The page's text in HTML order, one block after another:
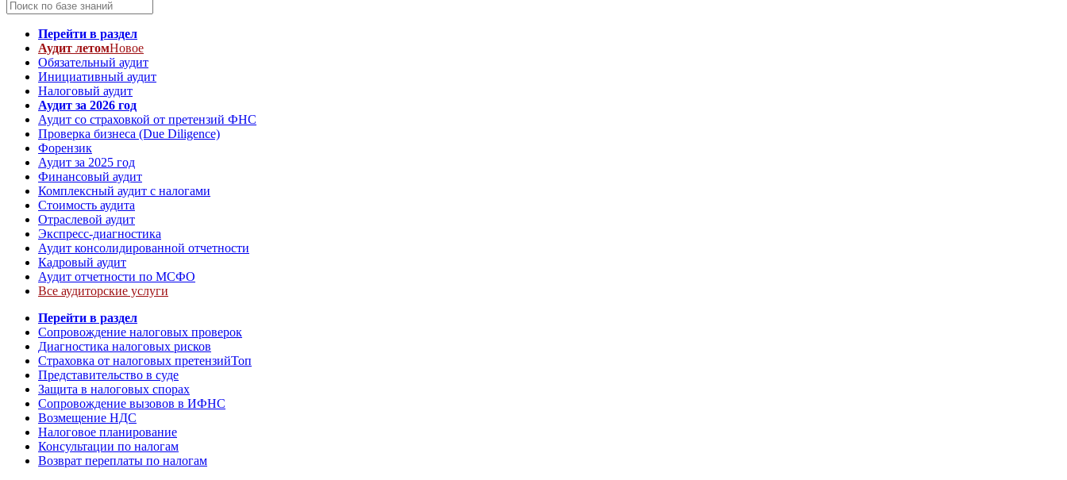
Перейти в раздел
Аудит летомНовое
Обязательный аудит
Инициативный аудит
Налоговый аудит
Аудит за 2026 год
Аудит со страховкой от претензий ФНС
Проверка бизнеса (Due Diligence)
Форензик
Аудит за 2025 год
Финансовый аудит
Комплексный аудит с налогами
Стоимость аудита
Отраслевой аудит
Экспресс-диагностика
Аудит консолидированной отчетности
Кадровый аудит
Аудит отчетности по МСФО
Все аудиторские услуги
Перейти в раздел
Сопровождение налоговых проверок
Диагностика налоговых рисков
Страховка от налоговых претензийТоп
Представительство в суде
Защита в налоговых спорах
Сопровождение вызовов в ИФНС
Возмещение НДС
Налоговое планирование
Консультации по налогам
Возврат переплаты по налогам